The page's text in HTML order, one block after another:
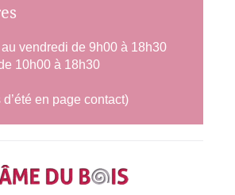
vendredi de 9h00 à 18h30
10h00 à 18h30
d’été en page contact)